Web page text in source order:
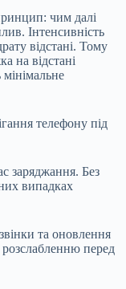
чим далі
Інтенсивність
відстані. Тому
на відстані
телефону під
заряджання. Без
випадках
та оновлення
перед